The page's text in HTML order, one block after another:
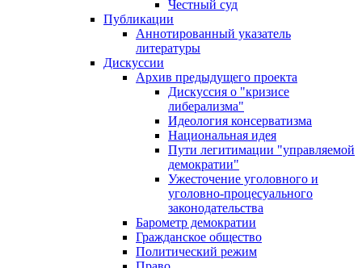
Честный суд
Публикации
Аннотированный указатель
литературы
Дискуссии
Архив предыдущего проекта
Дискуссия о "кризисе
либерализма"
Идеология консерватизма
Национальная идея
Пути легитимации "управляемой
демократии"
Ужесточение уголовного и
уголовно-процесуального
законодательства
Барометр демократии
Гражданское общество
Политический режим